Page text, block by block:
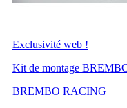
Exclusivité web !
Kit de montage
BREMBO RACING